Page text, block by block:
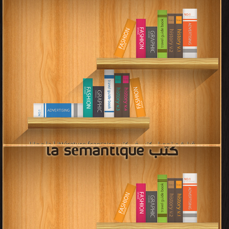
قراءة و تحميل كتب في كتب la Littérature française مجانا
[ 0 كتاب/كتب ] كتب la sémantique